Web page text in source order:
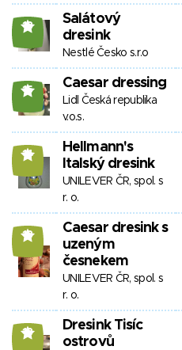
18
Salátový
dresink
Nestlé Česko s.r.o
15 Caesar dressing
Lidl Česká republika
v.o.s.
14
Hellmann's
Italský dresink
UNILEVER ČR, spol. s
r. o.
13
Caesar dresink s
uzeným
česnekem
UNILEVER ČR, spol. s
r. o.
13
Dresink Tisíc
ostrovů